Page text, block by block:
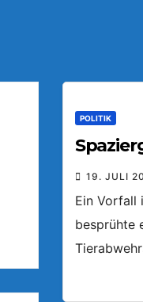
POLITIK
19. JULI
Ein Vorfall
besprühte